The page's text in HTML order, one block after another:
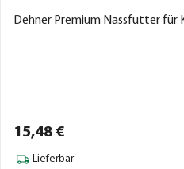
Dehner Premium Nassfutter für
15,48 €
Lieferbar